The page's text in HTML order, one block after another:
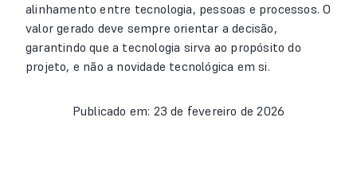
alinhamento entre tecnologia, pessoas e processos. O
valor gerado deve sempre orientar a decisão,
garantindo que a tecnologia sirva ao propósito do
projeto, e não a novidade tecnológica em si.
Publicado em: 23 de fevereiro de 2026